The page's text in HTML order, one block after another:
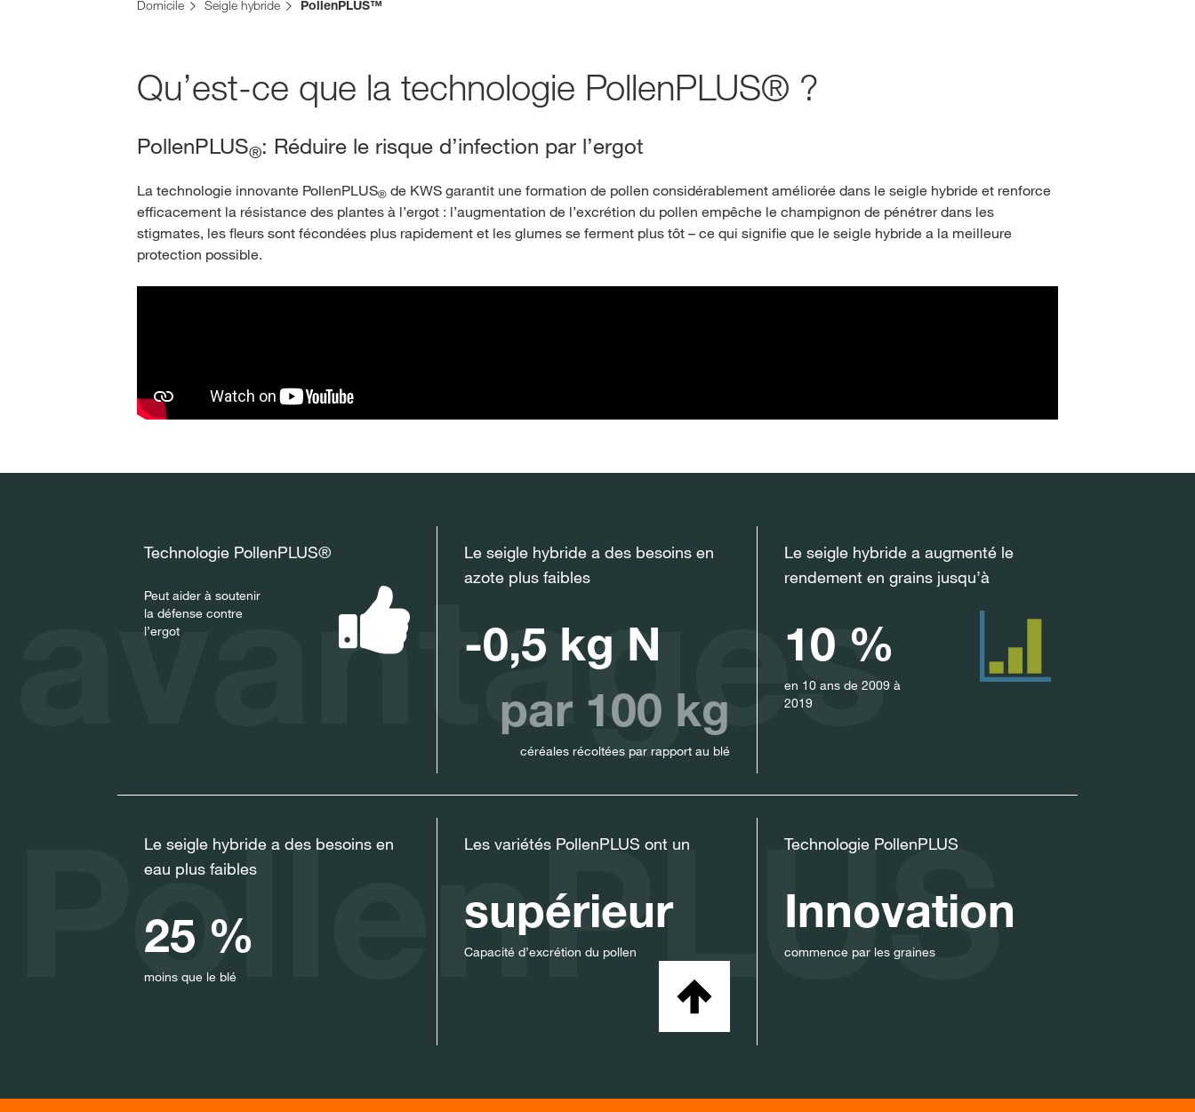
English
Domicile Seigle hybride PollenPLUS™
Qu’est-ce que la technologie PollenPLUS® ?
PollenPLUS®: Réduire le risque d’infection par l’ergot
La technologie innovante PollenPLUS® de KWS garantit une formation de pollen considérablement améliorée dans le seigle hybride et renforce
efficacement la résistance des plantes à l’ergot : l’augmentation de l’excrétion du pollen empêche le champignon de pénétrer dans les
stigmates, les fleurs sont fécondées plus rapidement et les glumes se ferment plus tôt – ce qui signifie que le seigle hybride a la meilleure
protection possible.
avantages
PollenPLUS
Technologie PollenPLUS®
Peut aider à soutenir
la défense contre
l’ergot
Le seigle hybride a des besoins en
azote plus faibles
-0,5 kg N
par 100 kg
céréales récoltées par rapport au blé
Le seigle hybride a augmenté le
rendement en grains jusqu’à
10 %
en 10 ans de 2009 à
2019
Le seigle hybride a des besoins en
eau plus faibles
25 %
moins que le blé
Les variétés PollenPLUS ont un
supérieur
Capacité d’excrétion du pollen
Technologie PollenPLUS
Innovation
commence par les graines